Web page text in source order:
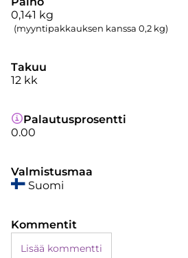
0,141 kg
(myyntipakkauksen kanssa 0,2 kg)
Takuu
12 kk
Palautusprosentti
0.00
Valmistusmaa
Suomi
Kommentit
Lisää kommentti